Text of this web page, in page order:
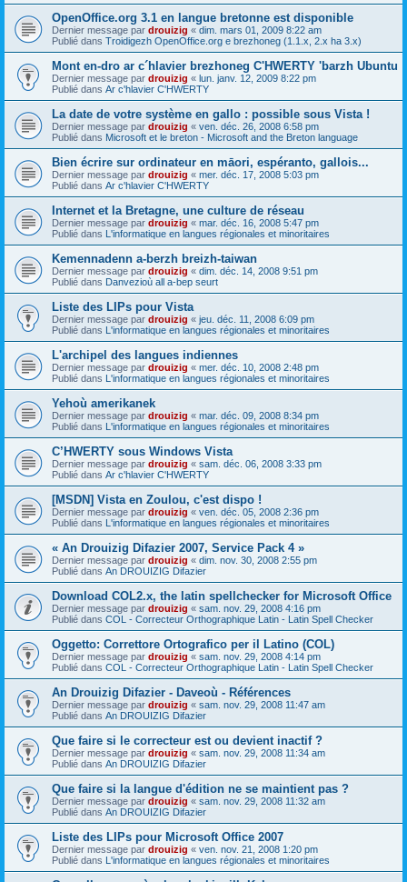
OpenOffice.org 3.1 en langue bretonne est disponible
Dernier message par drouizig « dim. mars 01, 2009 8:22 am
Publié dans Troidigezh OpenOffice.org e brezhoneg (1.1.x, 2.x ha 3.x)
Mont en-dro ar c´hlavier brezhoneg C'HWERTY 'barzh Ubuntu
Dernier message par drouizig « lun. janv. 12, 2009 8:22 pm
Publié dans Ar c'hlavier C'HWERTY
La date de votre système en gallo : possible sous Vista !
Dernier message par drouizig « ven. déc. 26, 2008 6:58 pm
Publié dans Microsoft et le breton - Microsoft and the Breton language
Bien écrire sur ordinateur en māori, espéranto, gallois...
Dernier message par drouizig « mer. déc. 17, 2008 5:03 pm
Publié dans Ar c'hlavier C'HWERTY
Internet et la Bretagne, une culture de réseau
Dernier message par drouizig « mar. déc. 16, 2008 5:47 pm
Publié dans L'informatique en langues régionales et minoritaires
Kemennadenn a-berzh breizh-taiwan
Dernier message par drouizig « dim. déc. 14, 2008 9:51 pm
Publié dans Danvezioù all a-bep seurt
Liste des LIPs pour Vista
Dernier message par drouizig « jeu. déc. 11, 2008 6:09 pm
Publié dans L'informatique en langues régionales et minoritaires
L'archipel des langues indiennes
Dernier message par drouizig « mer. déc. 10, 2008 2:48 pm
Publié dans L'informatique en langues régionales et minoritaires
Yehoù amerikanek
Dernier message par drouizig « mar. déc. 09, 2008 8:34 pm
Publié dans L'informatique en langues régionales et minoritaires
C’HWERTY sous Windows Vista
Dernier message par drouizig « sam. déc. 06, 2008 3:33 pm
Publié dans Ar c'hlavier C'HWERTY
[MSDN] Vista en Zoulou, c'est dispo !
Dernier message par drouizig « ven. déc. 05, 2008 2:36 pm
Publié dans L'informatique en langues régionales et minoritaires
« An Drouizig Difazier 2007, Service Pack 4 »
Dernier message par drouizig « dim. nov. 30, 2008 2:55 pm
Publié dans An DROUIZIG Difazier
Download COL2.x, the latin spellchecker for Microsoft Office
Dernier message par drouizig « sam. nov. 29, 2008 4:16 pm
Publié dans COL - Correcteur Orthographique Latin - Latin Spell Checker
Oggetto: Correttore Ortografico per il Latino (COL)
Dernier message par drouizig « sam. nov. 29, 2008 4:14 pm
Publié dans COL - Correcteur Orthographique Latin - Latin Spell Checker
An Drouizig Difazier - Daveoù - Références
Dernier message par drouizig « sam. nov. 29, 2008 11:47 am
Publié dans An DROUIZIG Difazier
Que faire si le correcteur est ou devient inactif ?
Dernier message par drouizig « sam. nov. 29, 2008 11:34 am
Publié dans An DROUIZIG Difazier
Que faire si la langue d'édition ne se maintient pas ?
Dernier message par drouizig « sam. nov. 29, 2008 11:32 am
Publié dans An DROUIZIG Difazier
Liste des LIPs pour Microsoft Office 2007
Dernier message par drouizig « ven. nov. 21, 2008 1:20 pm
Publié dans L'informatique en langues régionales et minoritaires